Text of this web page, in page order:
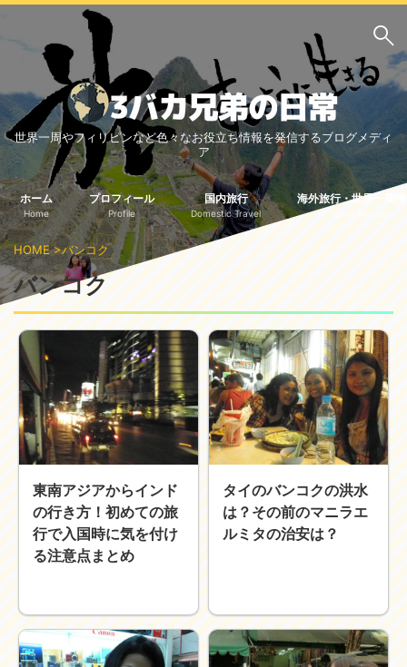
サイト内検索
3バカ兄弟のブログ
三男：増田っちのブロ
グ
次男：タクジのブログ
長男：Yoshiのブログ
ビジネス・ライフハック
車関係
生活の知恵
国内旅行
中部
中国・四国
北海道・東北
関東
近畿
九州
世界一周ブログ
アフリカ
アジア
ヨーロッパ
中東
北・中南米
東南アジア
世界一周の準備
スマホ・タブレット
PC・インターネット
ポケモンGO
世界一周やフィリピンなど色々なお役立ち情報を発信するブログメディ
ア
ホーム
Home
プロフィール
Profile
国内旅行
Domestic Travel
海外旅行・世界一周
HOME>バンコク
バンコク
東南アジアからインド
の行き方！初めての旅
行で入国時に気を付け
る注意点まとめ
タイのバンコクの洪水
は？その前のマニラエ
ルミタの治安は？